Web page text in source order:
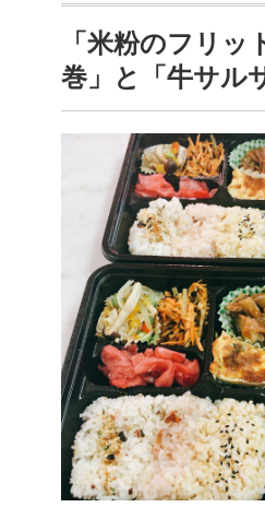
「米粉のフリッ
巻」と「牛サル